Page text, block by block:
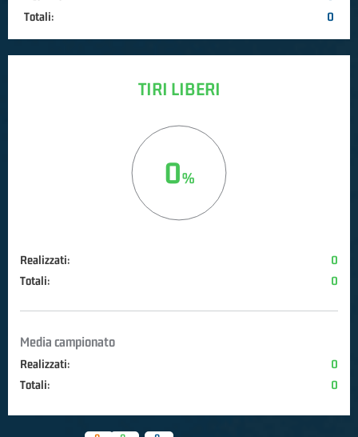
Totali:
0
TIRI LIBERI
0
Realizzati:
0
Totali:
0
Media campionato
Realizzati:
0
Totali:
0